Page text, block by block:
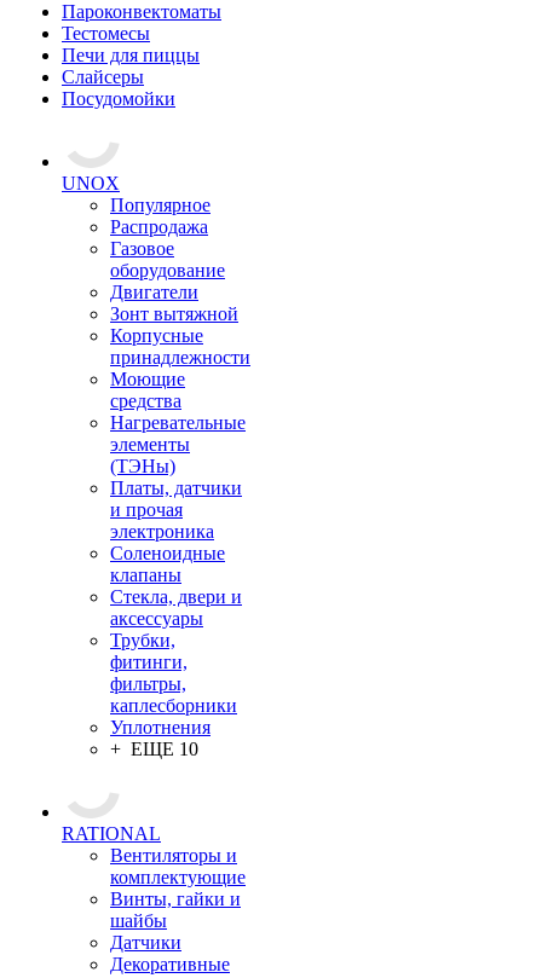
Пароконвектоматы
Тестомесы
Печи для пиццы
Слайсеры
Посудомойки
UNOX
Популярное
Распродажа
Газовое
оборудование
Двигатели
Зонт вытяжной
Корпусные
принадлежности
Моющие
средства
Нагревательные
элементы
(ТЭНы)
Платы, датчики
и прочая
электроника
Соленоидные
клапаны
Стекла, двери и
аксессуары
Трубки,
фитинги,
фильтры,
каплесборники
Уплотнения
+ ЕЩЕ 10
RATIONAL
Вентиляторы и
комплектующие
Винты, гайки и
шайбы
Датчики
Декоративные